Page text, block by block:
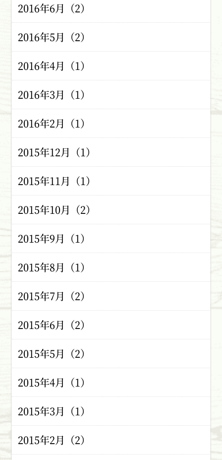
2016年6月（2）
2016年5月（2）
2016年4月（1）
2016年3月（1）
2016年2月（1）
2015年12月（1）
2015年11月（1）
2015年10月（2）
2015年9月（1）
2015年8月（1）
2015年7月（2）
2015年6月（2）
2015年5月（2）
2015年4月（1）
2015年3月（1）
2015年2月（2）